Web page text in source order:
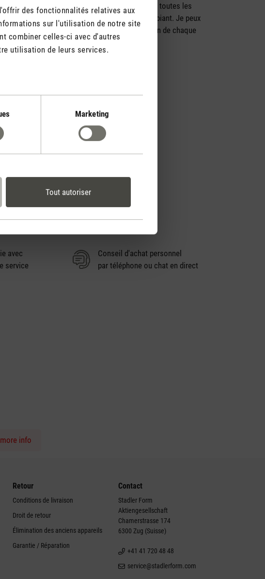
des fonctionnalités relatives aux
sur l'utilisation de notre site
combiner celles-ci avec d'autres
utilisation de leurs services.
Marketing
Tout autoriser
Form et recevrai à l’avenir des informations sur toutes les
offres exclusives, des conseils pour un air ambiant. Je peux
en cliquant sur le lien « Se désabonner » à la fin de chaque
avec
service
Conseil d'achat personnel
par téléphone ou chat en direct
info
Retour
Conditions de livraison
Droit de retour
Élimination des anciens appareils
Garantie / Réparation
Contact
Stadler Form
Aktiengesellschaft
Chamerstrasse 174
6300 Zug (Suisse)
+41 41 720 48 48
service@stadlerform.com